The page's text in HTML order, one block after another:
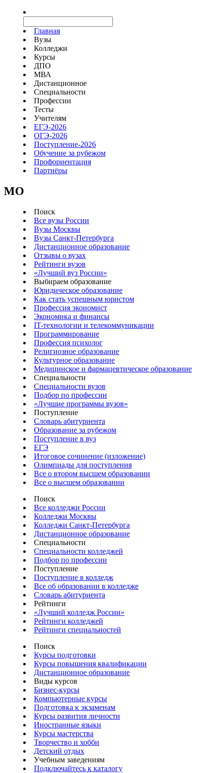
Главная
Вузы
Колледжи
Курсы
ДПО
МВА
Дистанционное
Специальности
Профессии
Тесты
Учителям
ЕГЭ-2026
ОГЭ-2026
Поступление-2026
Обучение за рубежом
Профориентация
Партнёры
MO
Поиск
Все вузы России
Вузы Москвы
Вузы Санкт-Петербурга
Дистанционное образование
Отзывы о вузах
Рейтинги вузов
«Лучший вуз России»
Выбираем образование
Юридическое образование
Как стать успешным юристом
Профессия экономист
Экономика и финансы
IT-технологии и телекоммуникации
Программирование
Профессия психолог
Религиозное образование
Культурное образование
Медицинское и фармацевтическое образование
Специальности
Специальности вузов
Подбор по профессии
«Лучшие программы вузов»
Поступление
Словарь абитуриента
Образование за рубежом
Поступление в вуз
ЕГЭ
Итоговое сочинение (изложение)
Олимпиады для поступления
Все о втором высшем образовании
Все о высшем образовании
Поиск
Все колледжи России
Колледжи Москвы
Колледжи Санкт-Петербурга
Дистанционное образование
Специальности
Специальности колледжей
Подбор по профессии
Поступление
Поступление в колледж
Все об образовании в колледже
Словарь абитуриента
Рейтинги
«Лучший колледж России»
Рейтинги колледжей
Рейтинги специальностей
Поиск
Курсы подготовки
Курсы повышения квалификации
Дистанционное образование
Виды курсов
Бизнес-курсы
Компьютерные курсы
Подготовка к экзаменам
Курсы развития личности
Иностранные языки
Курсы мастерства
Творчество и хобби
Детский отдых
Учебным заведениям
Подключайтесь к каталогу